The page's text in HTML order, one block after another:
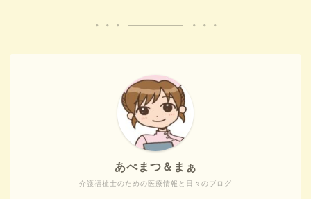
介護福祉士のための医療情報と日々のブログ
あべまつ＆まぁ